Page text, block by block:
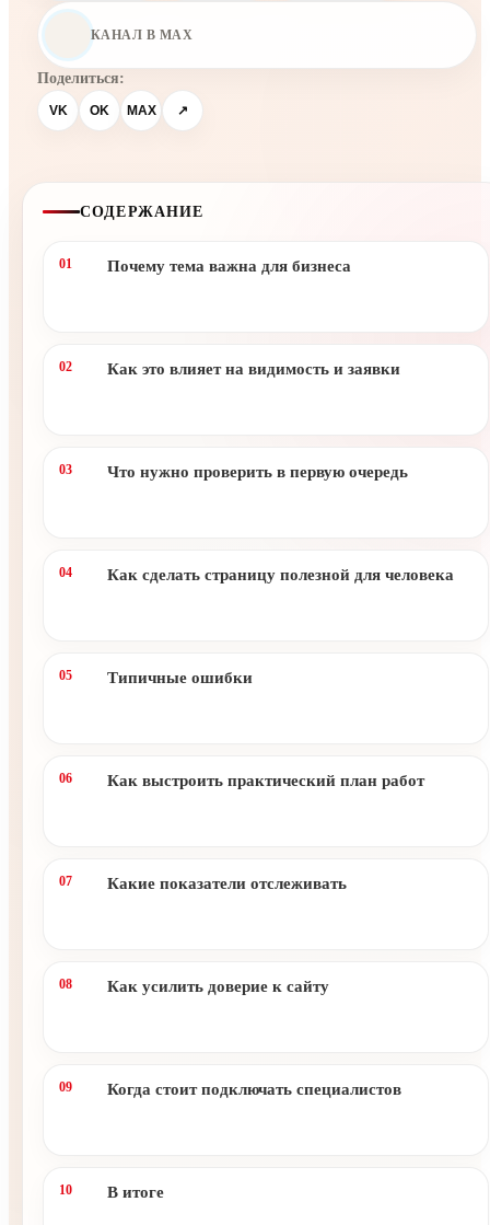
КАНАЛ В MAX
Поделиться:
VK OK MAX ↗
СОДЕРЖАНИЕ
Почему тема важна для бизнеса
Как это влияет на видимость и заявки
Что нужно проверить в первую очередь
Как сделать страницу полезной для человека
Типичные ошибки
Как выстроить практический план работ
Какие показатели отслеживать
Как усилить доверие к сайту
Когда стоит подключать специалистов
В итоге